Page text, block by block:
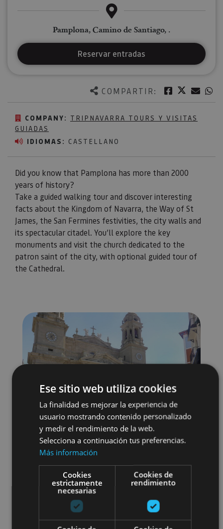
COMPARTIR: Facebook
Twitter
COMPANY: TRIPNAVARRA TOURS Y VISITAS
GUIADAS
IDIOMAS: CASTELLANO
Did you know that Pamplona has more than 2000
years of history?
Take a guided walking tour and discover interesting
facts about the Kingdom of Navarra, the Way of St
James, the San Fermines festivities, the city walls and
its spectacular citadel. You’ll explore the key
monuments and visit the church dedicated to the
patron saint of the city, with optional guided tour of
the Cathedral.
Pamplona, Camino de Santiago, .
Reservar entradas
Localidades Visitas guiadas
Camino de Santiago
Ese sitio web utiliza cookies
La finalidad es mejorar la experiencia de
usuario mostrando contenido personalizado
y medir el rendimiento de la web.
Selecciona a continuación tus preferencias.
Más información
Cookies
estrictamente
necesarias
Cookies de
rendimiento